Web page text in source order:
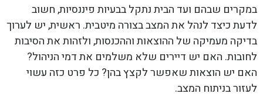
במקרים שבהם ועד הבית נתקל בבעיות פיננסיות, חשוב
לדעת כיצד לנהל את המצב בצורה מיטבית. ראשית, יש לערוך
בדיקה מעמיקה של ההוצאות וההכנסות, ולזהות את הסיבות
לחובות. האם יש דיירים שלא משלמים את דמי הניהול?
האם יש הוצאות שאפשר לקצץ בהן? כל פרט כזה עשוי
לעזור בניתוח המצב.